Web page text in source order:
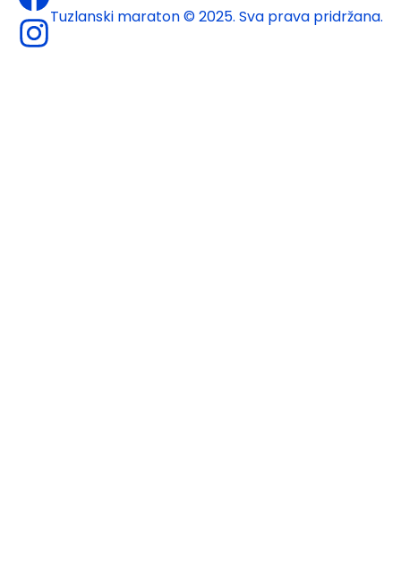
Tuzlanski maraton © 2025. Sva prava pridržana.